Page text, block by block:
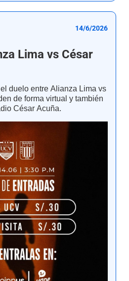
14/6/2026
Lima vs César
duelo entre Alianza Lima vs
de forma virtual y también
César Acuña.